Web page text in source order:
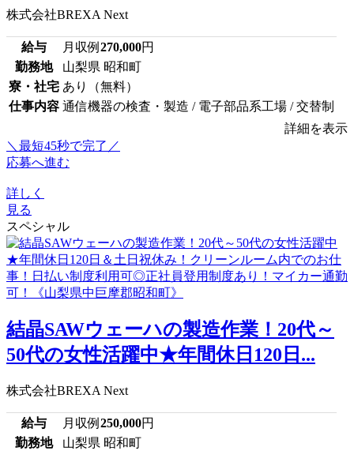
株式会社BREXA Next
給与 月収例 270,000円
勤務地
山梨県 昭和町
寮・社宅 あり（無料）
仕事内容 通信機器の検査・製造 / 電子部品系工場 / 交替制
詳細を表示
＼最短45秒で完了／
応募へ進む
詳しく
見る
スペシャル
結晶SAWウェーハの製造作業！20代～
50代の女性活躍中★年間休日120日...
株式会社BREXA Next
給与 月収例 250,000円
勤務地
山梨県 昭和町